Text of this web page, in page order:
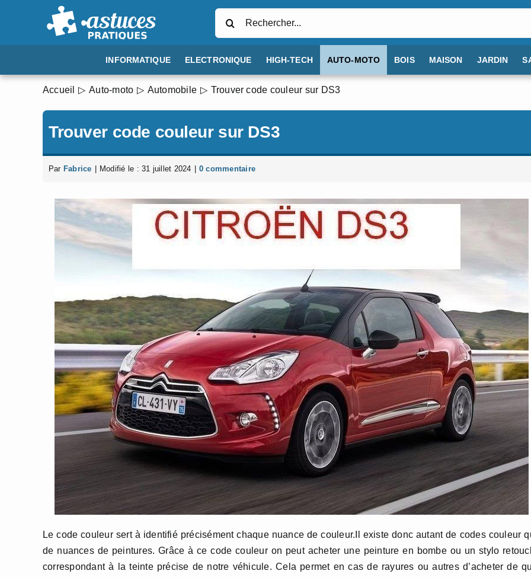
INFORMATIQUE ELECTRONIQUE HIGH-TECH AUTO-MOTO BOIS MAISON JARDIN
Accueil Auto-moto Automobile Trouver code couleur sur DS3
Trouver code couleur sur DS3
Par Fabrice Modifié le : 31 juillet 2024 0 commentaire
Le code couleur sert à identifié précisément chaque nuance de couleur.Il existe donc autant de codes couleur
de nuances de peintures. Grâce à ce code couleur on peut acheter une peinture en bombe ou un stylo
correspondant à la teinte précise de notre véhicule. Cela permet en cas de rayures ou autres d’acheter de